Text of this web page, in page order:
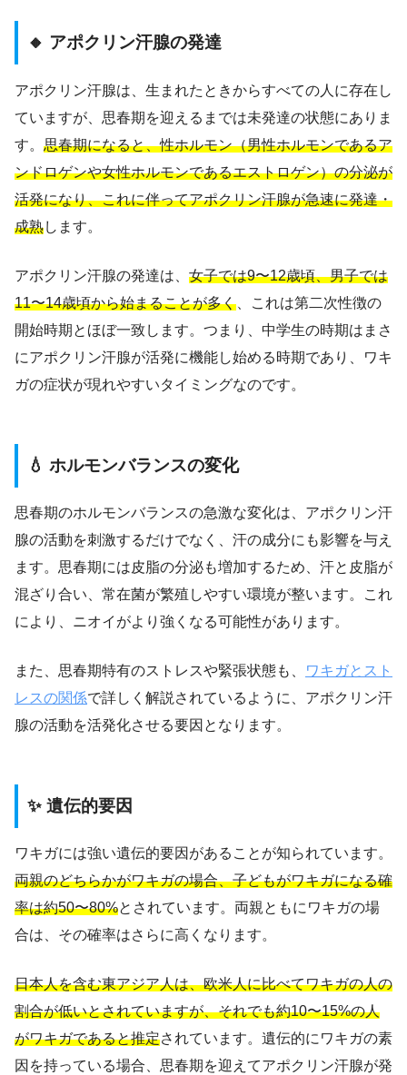
🔸 アポクリン汗腺の発達
アポクリン汗腺は、生まれたときからすべての人に存在し
ていますが、思春期を迎えるまでは未発達の状態にありま
す。 思春期になると、性ホルモン（男性ホルモンであるア
ンドロゲンや女性ホルモンであるエストロゲン）の分泌が
活発になり、これに伴ってアポクリン汗腺が急速に発達・
成熟します。
アポクリン汗腺の発達は、 女子では9〜12歳頃、男子では
11〜14歳頃から始まることが多く 、これは第二次性徴の
開始時期とほぼ一致します。つまり、中学生の時期はまさ
にアポクリン汗腺が活発に機能し始める時期であり、ワキ
ガの症状が現れやすいタイミングなのです。
💧 ホルモンバランスの変化
思春期のホルモンバランスの急激な変化は、アポクリン汗
腺の活動を刺激するだけでなく、汗の成分にも影響を与え
ます。思春期には皮脂の分泌も増加するため、汗と皮脂が
混ざり合い、常在菌が繁殖しやすい環境が整います。これ
により、ニオイがより強くなる可能性があります。
また、思春期特有のストレスや緊張状態も、
ワキガとスト
レスの関係で詳しく解説されているように、アポクリン汗
腺の活動を活発化させる要因となります。
✨ 遺伝的要因
ワキガには強い遺伝的要因があることが知られています。
両親のどちらかがワキガの場合、子どもがワキガになる確
率は約50〜80%とされています。両親ともにワキガの場
合は、その確率はさらに高くなります。
日本人を含む東アジア人は、欧米人に比べてワキガの人の
割合が低いとされていますが、それでも約10〜15%の人
がワキガであると推定されています。遺伝的にワキガの素
因を持っている場合、思春期を迎えてアポクリン汗腺が発